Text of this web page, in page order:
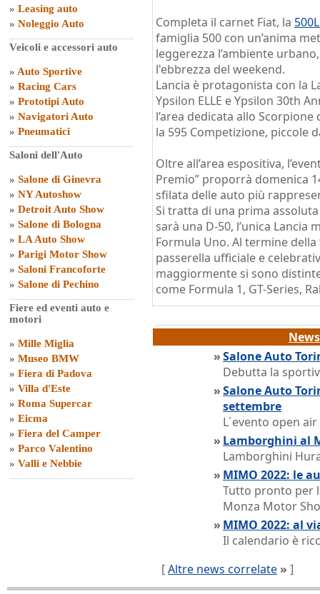
» Leasing auto
» Noleggio Auto
Veicoli e accessori auto
» Auto Sportive
» Racing Cars
» Prototipi Auto
» Navigatori Auto
» Pneumatici
Saloni dell'Auto
» Salone di Ginevra
» NY Autoshow
» Detroit Auto Show
» Salone di Bologna
» LA Auto Show
» Parigi Motor Show
» Saloni Francoforte
» Salone di Pechino
Fiere ed eventi auto e
motori
» Mille Miglia
» Museo BMW
» Fiera di Padova
» Villa d'Este
» Roma Supercar
» Eicma
» Fiera del Camper
» Parco Valentino
» Valli e Nebbie
Completa il carnet Fiat, la
famiglia 500 con un’anima
leggerezza l’ambiente
l'ebbrezza del weekend.
Lancia è protagonista con la
Ypsilon ELLE e Ypsilon 30th
l’area dedicata allo
la 595 Competizione, piccole
Oltre all’area espositiva,
Premio” proporrà domenica
sfilata delle auto più
Si tratta di una prima
sarà una D-50, l’unica
Formula Uno. Al termine della
passerella ufficiale e
maggiormente si sono
come Formula 1, GT-Series,
»Salone Auto
Debutta la
»Salone Auto
settembre
L´evento open
» Lamborghini al
Lamborghini
» MIMO 2022: le
Tutto pronto per
Monza Motor
» MIMO 2022: al
Il calendario è
[Altre news correlate » ]